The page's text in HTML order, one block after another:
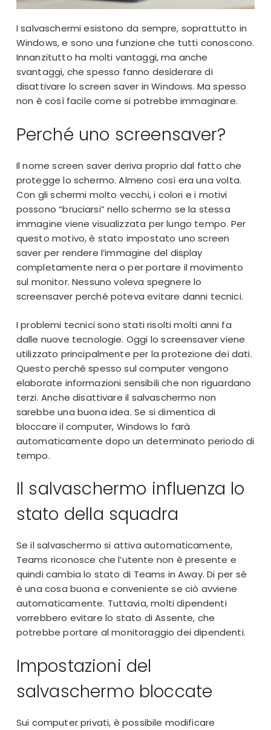
I salvaschermi esistono da sempre, soprattutto in
Windows, e sono una funzione che tutti conoscono.
Innanzitutto ha molti vantaggi, ma anche
svantaggi, che spesso fanno desiderare di
disattivare lo screen saver in Windows. Ma spesso
non è così facile come si potrebbe immaginare.
Perché uno screensaver?
Il nome screen saver deriva proprio dal fatto che
protegge lo schermo. Almeno così era una volta.
Con gli schermi molto vecchi, i colori e i motivi
possono “bruciarsi” nello schermo se la stessa
immagine viene visualizzata per lungo tempo. Per
questo motivo, è stato impostato uno screen
saver per rendere l’immagine del display
completamente nera o per portare il movimento
sul monitor. Nessuno voleva spegnere lo
screensaver perché poteva evitare danni tecnici.
I problemi tecnici sono stati risolti molti anni fa
dalle nuove tecnologie. Oggi lo screensaver viene
utilizzato principalmente per la protezione dei dati.
Questo perché spesso sul computer vengono
elaborate informazioni sensibili che non riguardano
terzi. Anche disattivare il salvaschermo non
sarebbe una buona idea. Se si dimentica di
bloccare il computer, Windows lo farà
automaticamente dopo un determinato periodo di
tempo.
Il salvaschermo influenza lo
stato della squadra
Se il salvaschermo si attiva automaticamente,
Teams riconosce che l’utente non è presente e
quindi cambia lo stato di Teams in Away. Di per sé
è una cosa buona e conveniente se ciò avviene
automaticamente. Tuttavia, molti dipendenti
vorrebbero evitare lo stato di Assente, che
potrebbe portare al monitoraggio dei dipendenti.
Impostazioni del
salvaschermo bloccate
Sui computer privati, è possibile modificare